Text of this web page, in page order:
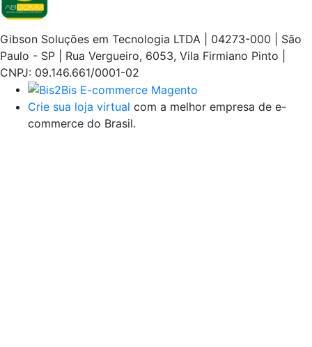
Gibson Soluções em Tecnologia LTDA | 04273-000 | São
Paulo - SP | Rua Vergueiro, 6053, Vila Firmiano Pinto |
CNPJ: 09.146.661/0001-02
Crie sua loja virtual com a melhor empresa de e-
commerce do Brasil.